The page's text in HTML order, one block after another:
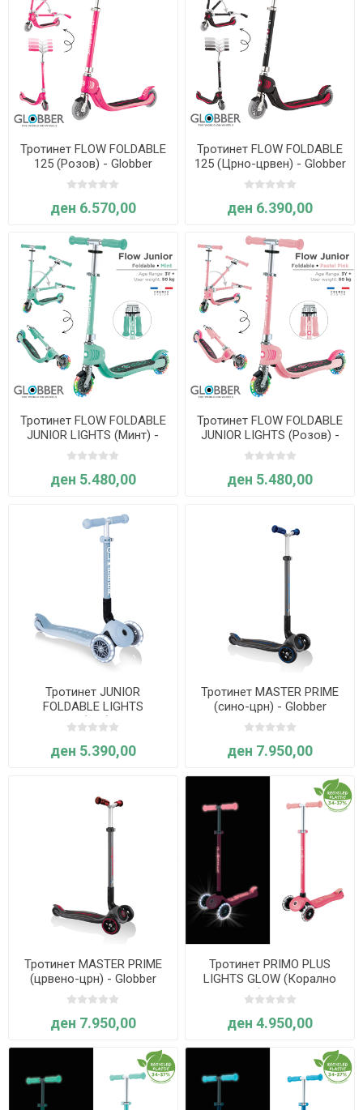
Тротинет FLOW FOLDABLE
125 (Розов) - Globber
ден 6.570,00
Тротинет FLOW FOLDABLE
125 (Црно-црвен) - Globber
ден 6.390,00
Тротинет FLOW FOLDABLE
JUNIOR LIGHTS (Минт) -
Globber
ден 5.480,00
Тротинет FLOW FOLDABLE
JUNIOR LIGHTS (Розов) -
Globber
ден 5.480,00
Тротинет JUNIOR
FOLDABLE LIGHTS
ECOLOGIC (син) - Globber
ден 5.390,00
Тротинет MASTER PRIME
(сино-црн) - Globber
ден 7.950,00
Тротинет MASTER PRIME
(црвено-црн) - Globber
ден 7.950,00
Тротинет PRIMO PLUS
LIGHTS GLOW (Корално
розов) - Globber
ден 4.950,00